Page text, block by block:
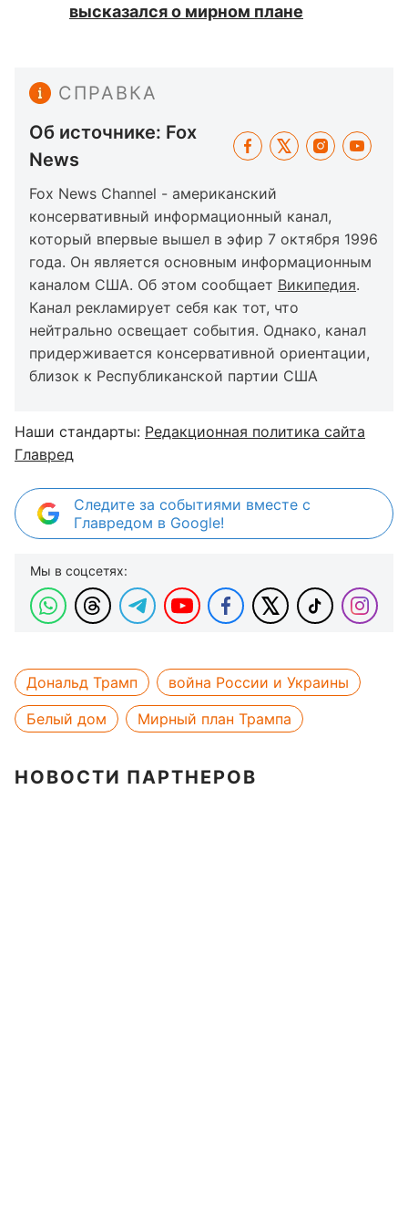
высказался о мирном плане
СПРАВКА
Об источнике: Fox
News
Fox News Channel - американский
консервативный информационный канал,
который впервые вышел в эфир 7 октября 1996
года. Он является основным информационным
каналом США. Об этом сообщает Википедия.
Канал рекламирует себя как тот, что
нейтрально освещает события. Однако, канал
придерживается консервативной ориентации,
близок к Республиканской партии США
Наши стандарты: Редакционная политика сайта
Главред
Следите за событиями вместе с
Главредом в Google!
Мы в соцсетях:
Дональд Трамп
война России и Украины
Белый дом
Мирный план Трампа
НОВОСТИ ПАРТНЕРОВ